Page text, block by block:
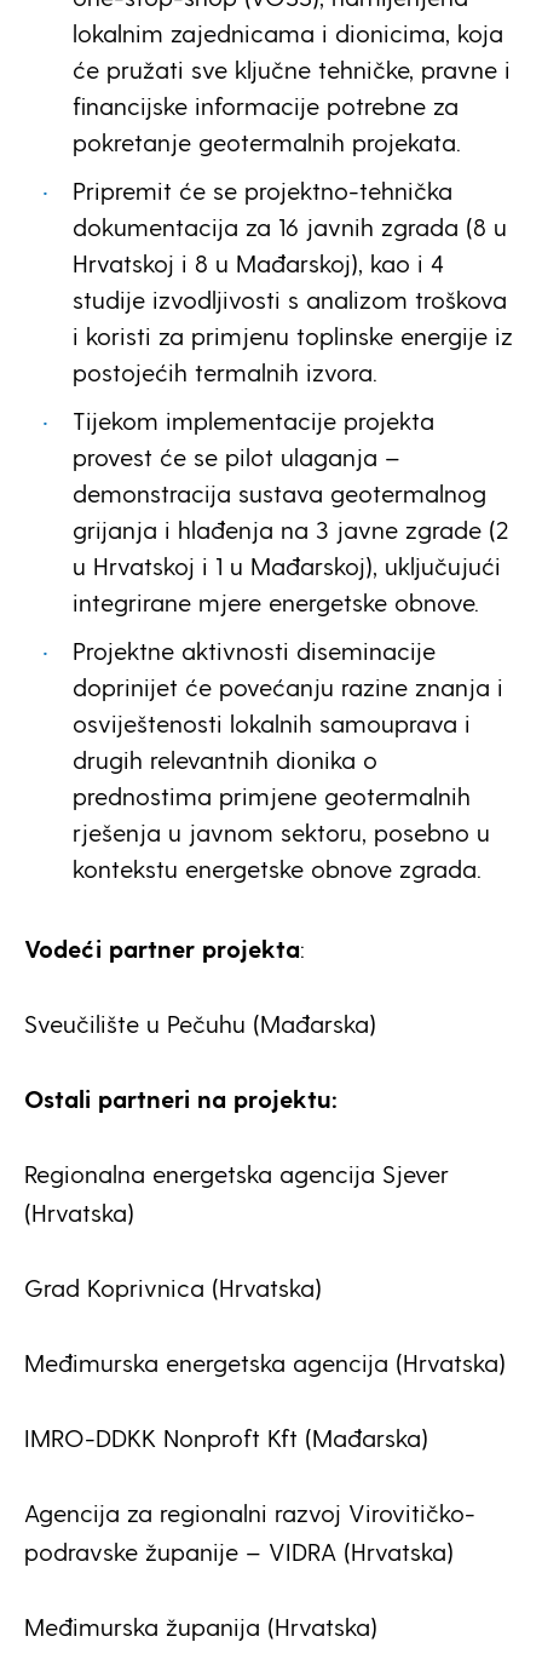
lokalnim zajednicama i dionicima, koja
će pružati sve ključne tehničke, pravne i
financijske informacije potrebne za
pokretanje geotermalnih projekata.
Pripremit će se projektno-tehnička
dokumentacija za 16 javnih zgrada (8 u
Hrvatskoj i 8 u Mađarskoj), kao i 4
studije izvodljivosti s analizom troškova
i koristi za primjenu toplinske energije iz
postojećih termalnih izvora.
Tijekom implementacije projekta
provest će se pilot ulaganja –
demonstracija sustava geotermalnog
grijanja i hlađenja na 3 javne zgrade (2
u Hrvatskoj i 1 u Mađarskoj), uključujući
integrirane mjere energetske obnove.
Projektne aktivnosti diseminacije
doprinijet će povećanju razine znanja i
osviještenosti lokalnih samouprava i
drugih relevantnih dionika o
prednostima primjene geotermalnih
rješenja u javnom sektoru, posebno u
kontekstu energetske obnove zgrada.
Vodeći partner projekta:
Sveučilište u Pečuhu (Mađarska)
Ostali partneri na projektu:
Regionalna energetska agencija Sjever
(Hrvatska)
Grad Koprivnica (Hrvatska)
Međimurska energetska agencija (Hrvatska)
IMRO-DDKK Nonproft Kft (Mađarska)
Agencija za regionalni razvoj Virovitičko-
podravske županije – VIDRA (Hrvatska)
Međimurska županija (Hrvatska)